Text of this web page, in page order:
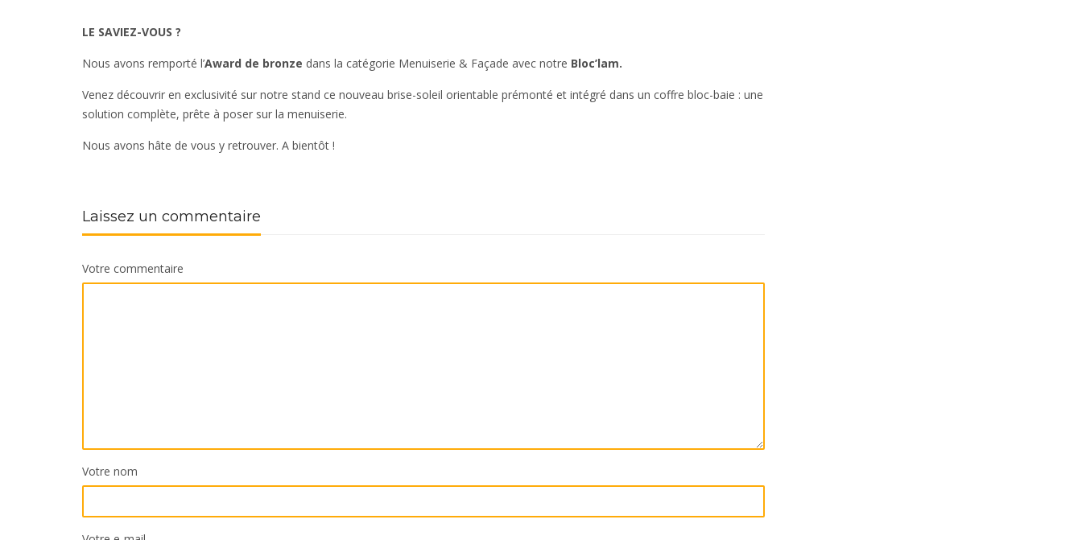
LE SAVIEZ-VOUS ?
Nous avons remporté l’Award de bronze dans la catégorie Menuiserie & Façade avec notre Bloc’lam.
Venez découvrir en exclusivité sur notre stand ce nouveau brise-soleil orientable prémonté et intégré dans un coffre bloc-baie : une
solution complète, prête à poser sur la menuiserie.
Nous avons hâte de vous y retrouver. A bientôt !
Laissez un commentaire
Votre commentaire
Votre nom